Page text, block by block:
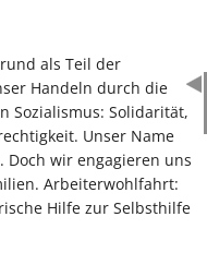
als Teil der
Handeln durch die
Sozialismus: Solidarität,
Unser Name
wir engagieren uns
Arbeiterwohlfahrt:
Hilfe zur Selbsthilfe